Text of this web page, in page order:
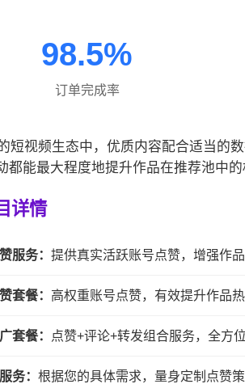
98.5%
订单完成率
短视频生态中，优质内容配合适当的
都能最大程度地提升作品在推荐池中的
详情
服务： 提供真实活跃账号点赞，增强作
套餐： 高权重账号点赞，有效提升作品
套餐： 点赞+评论+转发组合服务，全方
务： 根据您的具体需求，量身定制点赞